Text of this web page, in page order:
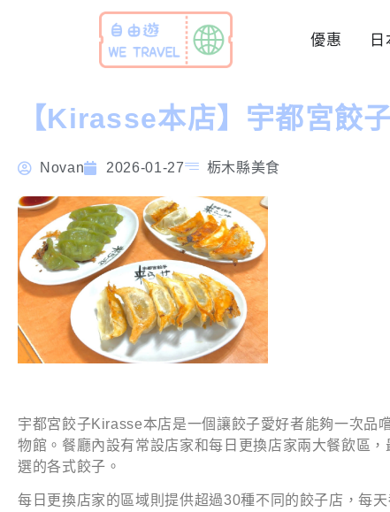
優惠 日
【Kirasse本店】宇都宮餃
Novan 2026-01-27 栃木縣美食
宇都宮餃子Kirasse本店是一個讓餃子愛好者能夠一次品
物館。餐廳內設有常設店家和每日更換店家兩大餐飲區
選的各式餃子。
每日更換店家的區域則提供超過30種不同的餃子店，每